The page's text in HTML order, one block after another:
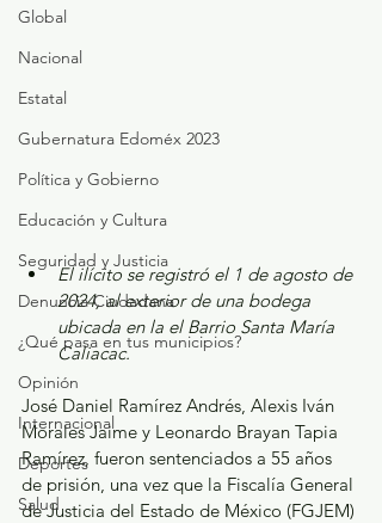
Global
Nacional
Estatal
Gubernatura Edoméx 2023
Política y Gobierno
Educación y Cultura
Seguridad y Justicia
Denuncia Ciudadana
¿Qué pasa en tus municipios?
Opinión
Internacional
Deportes
Salud
El ilícito se registró el 1 de agosto de
2024, al exterior de una bodega
ubicada en la el Barrio Santa María
Caliacac.
José Daniel Ramírez Andrés, Alexis Iván
Morales Jaime y Leonardo Brayan Tapia
Ramírez, fueron sentenciados a 55 años
de prisión, una vez que la Fiscalía General
de Justicia del Estado de México (FGJEM)